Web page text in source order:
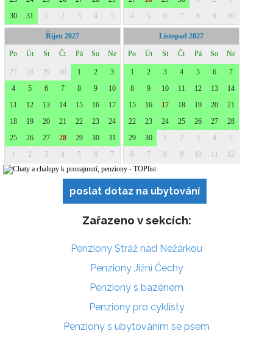
poslat dotaz na ubytování
Zařazeno v sekcích:
Penziony Stráž nad Nežárkou
Penziony Jižní Čechy
Penziony s bazénem
Penziony pro cyklisty
Penziony s ubytováním se psem